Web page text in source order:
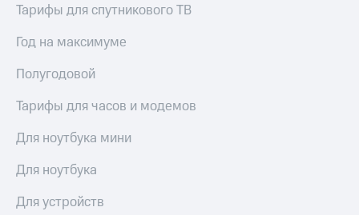
Тарифы для спутникового ТВ
Год на максимуме
Полугодовой
Тарифы для часов и модемов
Для ноутбука мини
Для ноутбука
Для устройств